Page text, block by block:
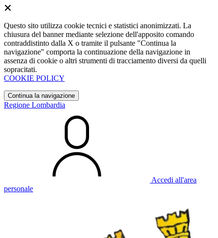
Questo sito utilizza cookie tecnici e statistici anonimizzati. La
chiusura del banner mediante selezione dell'apposito comando
contraddistinto dalla X o tramite il pulsante "Continua la
navigazione" comporta la continuazione della navigazione in
assenza di cookie o altri strumenti di tracciamento diversi da quelli
sopracitati.
COOKIE POLICY
Continua la navigazione
Regione Lombardia
Accedi all'area
personale